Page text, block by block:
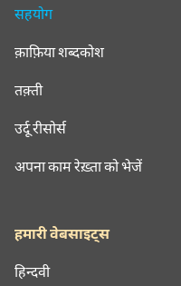
सहयोग
क़ाफ़िया शब्दकोश
तक़्ती
उर्दू रीसोर्स
अपना काम रेख़्ता को भेजें
हमारी वेबसाइट्स
हिन्दवी